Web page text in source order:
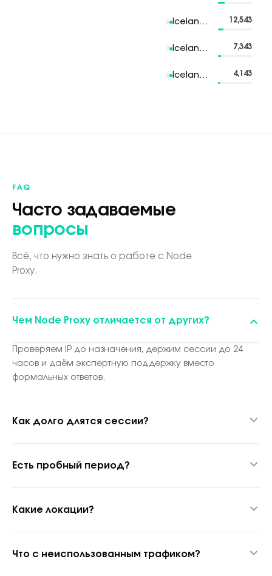
6 Iceland 6 12,543
7 Iceland 7 7,343
8 Iceland 8 4,143
FAQ
Часто задаваемые
вопросы
Всё, что нужно знать о работе с Node
Proxy.
Чем Node Proxy отличается от других?
Проверяем IP до назначения, держим сессии до 24
часов и даём экспертную поддержку вместо
формальных ответов.
Как долго длятся сессии?
Есть пробный период?
Какие локации?
Что с неиспользованным трафиком?